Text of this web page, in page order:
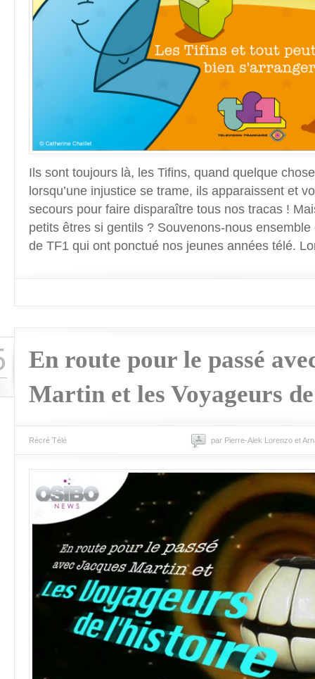
Ils sont toujours là, les Tifins, quand quelque
lorsqu’une injustice se trame, ils apparaissent et
secours pour faire disparaître tous nos tracas !
petits êtres si gentils ? Souvenons-nous
de TF1 qui ont ponctué nos jeunes années télé.
En route pour le passé
Martin et les Voyageurs
Récré Télé par Pierre-Alek Lorenzo et